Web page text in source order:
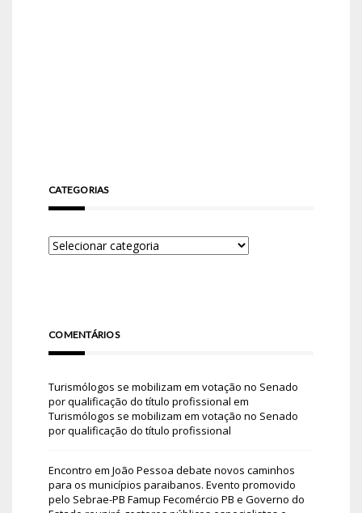
CATEGORIAS
COMENTÁRIOS
Turismólogos se mobilizam em votação no Senado
por qualificação do título profissional em
Turismólogos se mobilizam em votação no Senado
por qualificação do título profissional
Encontro em João Pessoa debate novos caminhos
para os municípios paraibanos. Evento promovido
pelo Sebrae-PB Famup Fecomércio PB e Governo do